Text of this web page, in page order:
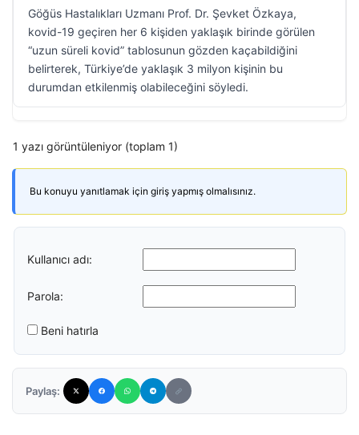
Göğüs Hastalıkları Uzmanı Prof. Dr. Şevket Özkaya,
kovid-19 geçiren her 6 kişiden yaklaşık birinde görülen
“uzun süreli kovid” tablosunun gözden kaçabildiğini
belirterek, Türkiye’de yaklaşık 3 milyon kişinin bu
durumdan etkilenmiş olabileceğini söyledi.
1 yazı görüntüleniyor (toplam 1)
Bu konuyu yanıtlamak için giriş yapmış olmalısınız.
Kullanıcı adı:
Parola:
Beni hatırla
Paylaş: